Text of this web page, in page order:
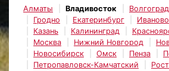
Алматы Владивосток Волгоград
Гродно
Екатеринбург Иваново
Казань
Калининград
Москва
Нижний Новгород
Новосибирск
Омск Пенза
Петропавловск-Камчатский